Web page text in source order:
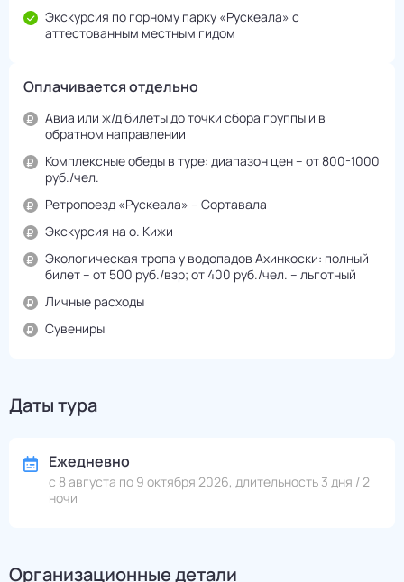
Экскурсия по горному парку «Рускеала» с
аттестованным местным гидом
Оплачивается отдельно
Авиа или ж/д билеты до точки сбора группы и в
обратном направлении
Комплексные обеды в туре: диапазон цен – от 800-1000
руб./чел.
Ретропоезд «Рускеала» – Сортавала
Экскурсия на о. Кижи
Экологическая тропа у водопадов Ахинкоски: полный
билет – от 500 руб./взр; от 400 руб./чел. – льготный
Личные расходы
Сувениры
Даты тура
Ежедневно
с 8 августа по 9 октября 2026, длительность 3 дня / 2
ночи
Организационные детали